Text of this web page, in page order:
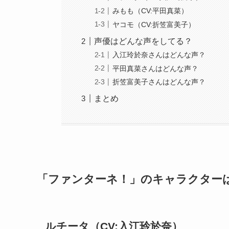
みもも（CV:平田真菜）
ヤコモ（CV:折笠富美子）
声優はどんな声をしてる？
入江玲於奈さんはどんな声？
平田真菜さんはどんな声？
折笠富美子さんはどんな声？
まとめ
「ファンターネ！」のキャラクター
ルチータ（CV:入江玲於奈）